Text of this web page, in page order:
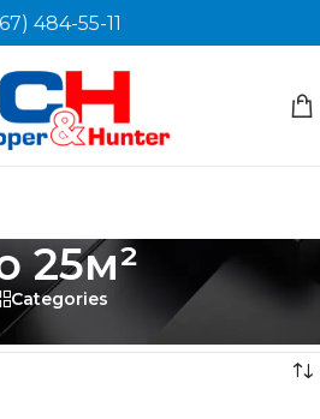
484-55-11
25м²
Categories
Показано 1–12 із 35